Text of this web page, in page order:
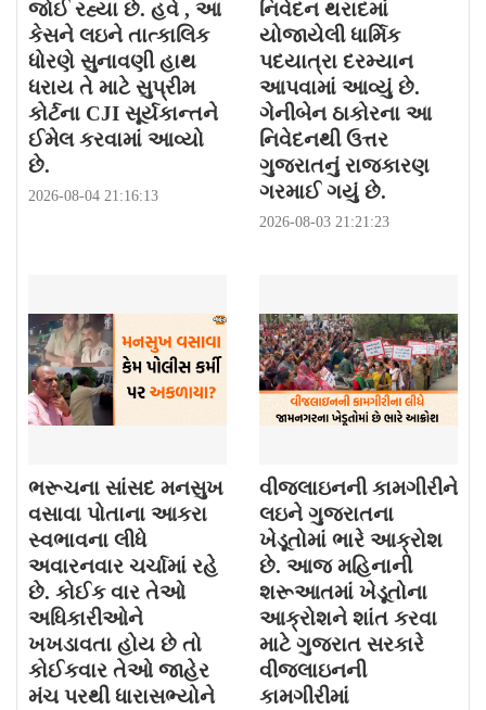
જોઈ રહ્યા છે. હવે , આ
કેસને લઇને તાત્કાલિક
ધોરણે સુનાવણી હાથ
ધરાય તે માટે સુપ્રીમ
કોર્ટના CJI સૂર્યકાન્તને
ઈમેલ કરવામાં આવ્યો
છે.
2026-08-04 21:16:13
નિવેદન થરાદમાં
યોજાયેલી ધાર્મિક
પદયાત્રા દરમ્યાન
આપવામાં આવ્યું છે.
ગેનીબેન ઠાકોરના આ
નિવેદનથી ઉત્તર
ગુજરાતનું રાજકારણ
ગરમાઈ ગયું છે.
2026-08-03 21:21:23
ભરૂચના સાંસદ મનસુખ
વસાવા પોતાના આકરા
સ્વભાવના લીધે
અવારનવાર ચર્ચામાં રહે
છે. કોઈક વાર તેઓ
અધિકારીઓને
ખખડાવતા હોય છે તો
કોઈકવાર તેઓ જાહેર
મંચ પરથી ધારાસભ્યોને
વીજલાઇનની કામગીરીને
લઇને ગુજરાતના
ખેડૂતોમાં ભારે આક્રોશ
છે. આજ મહિનાની
શરૂઆતમાં ખેડૂતોના
આક્રોશને શાંત કરવા
માટે ગુજરાત સરકારે
વીજલાઇનની
કામગીરીમાં